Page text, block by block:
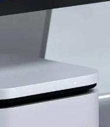
i kassen for å få 8%